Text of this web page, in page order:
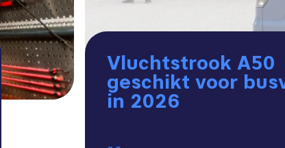
Vluchtstrook A50
geschikt voor
in 2026